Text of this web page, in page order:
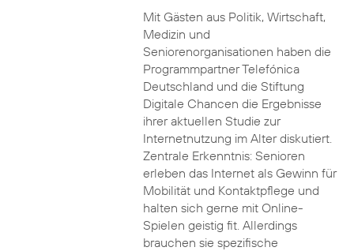
Mit Gästen aus Politik, Wirtschaft,
Medizin und
Seniorenorganisationen haben die
Programmpartner Telefónica
Deutschland und die Stiftung
Digitale Chancen die Ergebnisse
ihrer aktuellen Studie zur
Internetnutzung im Alter diskutiert.
Zentrale Erkenntnis: Senioren
erleben das Internet als Gewinn für
Mobilität und Kontaktpflege und
halten sich gerne mit Online-
Spielen geistig fit. Allerdings
brauchen sie spezifische